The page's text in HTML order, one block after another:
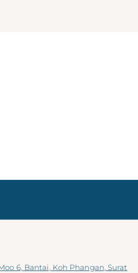
6, Bantai, Koh Phangan, Surat